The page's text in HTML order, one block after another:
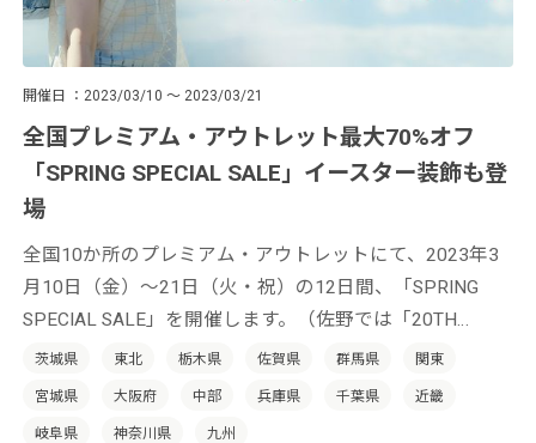
開催日 2023/03/10 ～ 2023/03/21
全国プレミアム・アウトレット最大70%オフ
「SPRING SPECIAL SALE」イースター装飾も登
場
全国10か所のプレミアム・アウトレットにて、2023年3
月10日（金）～21日（火・祝）の12日間、「SPRING
SPECIAL SALE」を開催します。（佐野では「20TH
ANNIVERSARY SALE」、酒々井では「10TH
ANNIVERSARY SALE」を開催）
茨城県 東北 栃木県 佐賀県 群馬県 関東
宮城県 大阪府 中部 兵庫県 千葉県 近畿
岐阜県 神奈川県 九州